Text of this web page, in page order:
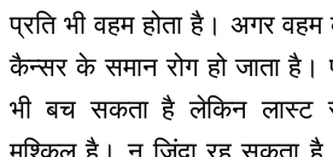
प्रति भी वहम होता है। अगर वहम
कैन्सर के समान रोग हो जाता है।
भी बच सकता है लेकिन लास्ट